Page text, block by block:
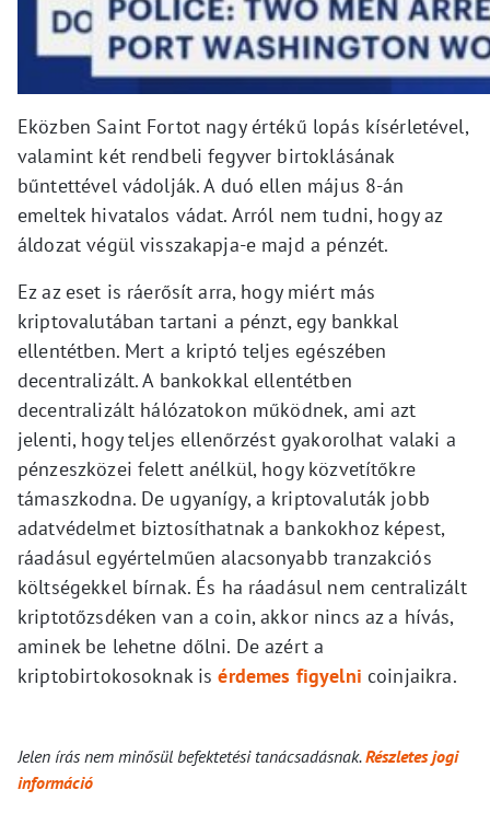
Eközben Saint Fortot nagy értékű lopás kísérletével,
valamint két rendbeli fegyver birtoklásának
bűntettével vádolják. A duó ellen május 8-án
emeltek hivatalos vádat. Arról nem tudni, hogy az
áldozat végül visszakapja-e majd a pénzét.
Ez az eset is ráerősít arra, hogy miért más
kriptovalutában tartani a pénzt, egy bankkal
ellentétben. Mert a kriptó teljes egészében
decentralizált. A bankokkal ellentétben
decentralizált hálózatokon működnek, ami azt
jelenti, hogy teljes ellenőrzést gyakorolhat valaki a
pénzeszközei felett anélkül, hogy közvetítőkre
támaszkodna. De ugyanígy, a kriptovaluták jobb
adatvédelmet biztosíthatnak a bankokhoz képest,
ráadásul egyértelműen alacsonyabb tranzakciós
költségekkel bírnak. És ha ráadásul nem centralizált
kriptotőzsdéken van a coin, akkor nincs az a hívás,
aminek be lehetne dőlni. De azért a
kriptobirtokosoknak isérdemes figyelni coinjaikra.
Jelen írás nem minősül befektetési tanácsadásnak.Részletes jogi
információ